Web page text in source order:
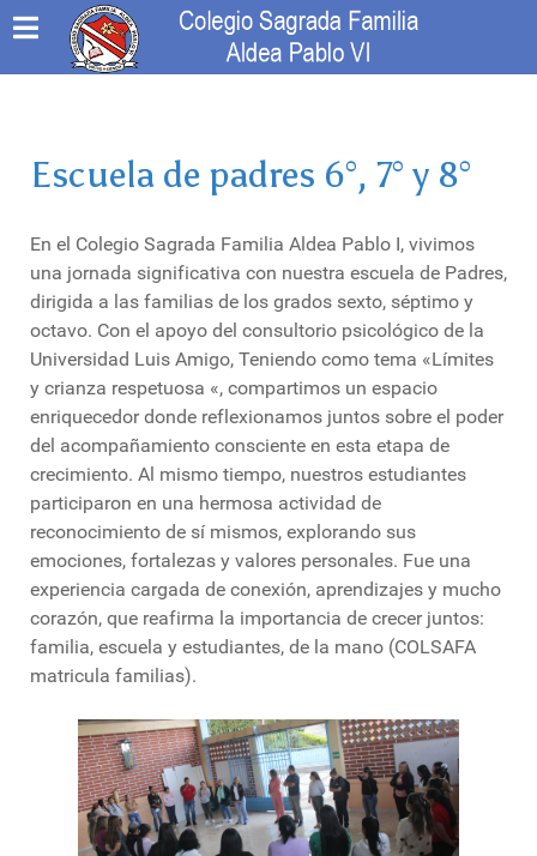
Escuela de padres 6°, 7° y 8°
En el Colegio Sagrada Familia Aldea Pablo I, vivimos
una jornada significativa con nuestra escuela de Padres,
dirigida a las familias de los grados sexto, séptimo y
octavo. Con el apoyo del consultorio psicológico de la
Universidad Luis Amigo, Teniendo como tema «Límites
y crianza respetuosa «, compartimos un espacio
enriquecedor donde reflexionamos juntos sobre el poder
del acompañamiento consciente en esta etapa de
crecimiento. Al mismo tiempo, nuestros estudiantes
participaron en una hermosa actividad de
reconocimiento de sí mismos, explorando sus
emociones, fortalezas y valores personales. Fue una
experiencia cargada de conexión, aprendizajes y mucho
corazón, que reafirma la importancia de crecer juntos:
familia, escuela y estudiantes, de la mano (COLSAFA
matricula familias).